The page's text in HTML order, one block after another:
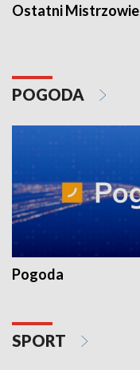
Ostatni Mistrzowie
POGODA
Pogoda
SPORT